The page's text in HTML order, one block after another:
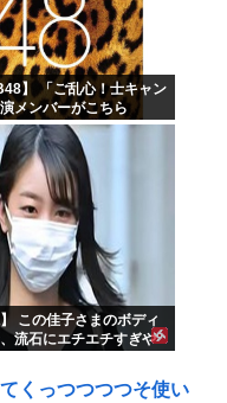
】 「ご乱心！士キャン
メンバーがこちら
この佳子さまのボディ
流石にエチエチすぎや
くっつつつつそ使い